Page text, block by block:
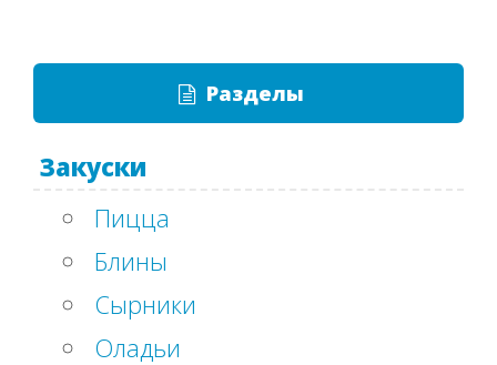
Разделы
Закуски
Пицца
Блины
Сырники
Оладьи